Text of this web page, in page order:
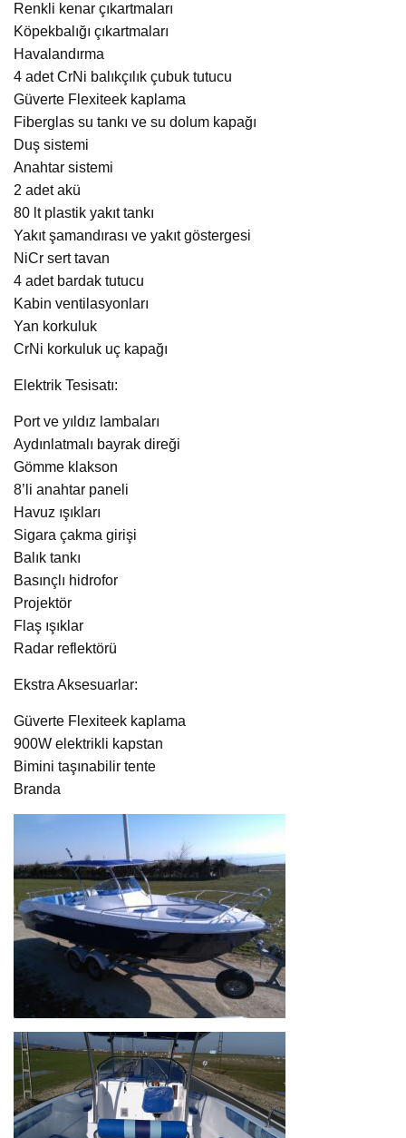
Renkli kenar çıkartmaları
Köpekbalığı çıkartmaları
Havalandırma
4 adet CrNi balıkçılık çubuk tutucu
Güverte Flexiteek kaplama
Fiberglas su tankı ve su dolum kapağı
Duş sistemi
Anahtar sistemi
2 adet akü
80 lt plastik yakıt tankı
Yakıt şamandırası ve yakıt göstergesi
NiCr sert tavan
4 adet bardak tutucu
Kabin ventilasyonları
Yan korkuluk
CrNi korkuluk uç kapağı
Elektrik Tesisatı:
Port ve yıldız lambaları
Aydınlatmalı bayrak direği
Gömme klakson
8’li anahtar paneli
Havuz ışıkları
Sigara çakma girişi
Balık tankı
Basınçlı hidrofor
Projektör
Flaş ışıklar
Radar reflektörü
Ekstra Aksesuarlar:
Güverte Flexiteek kaplama
900W elektrikli kapstan
Bimini taşınabilir tente
Branda